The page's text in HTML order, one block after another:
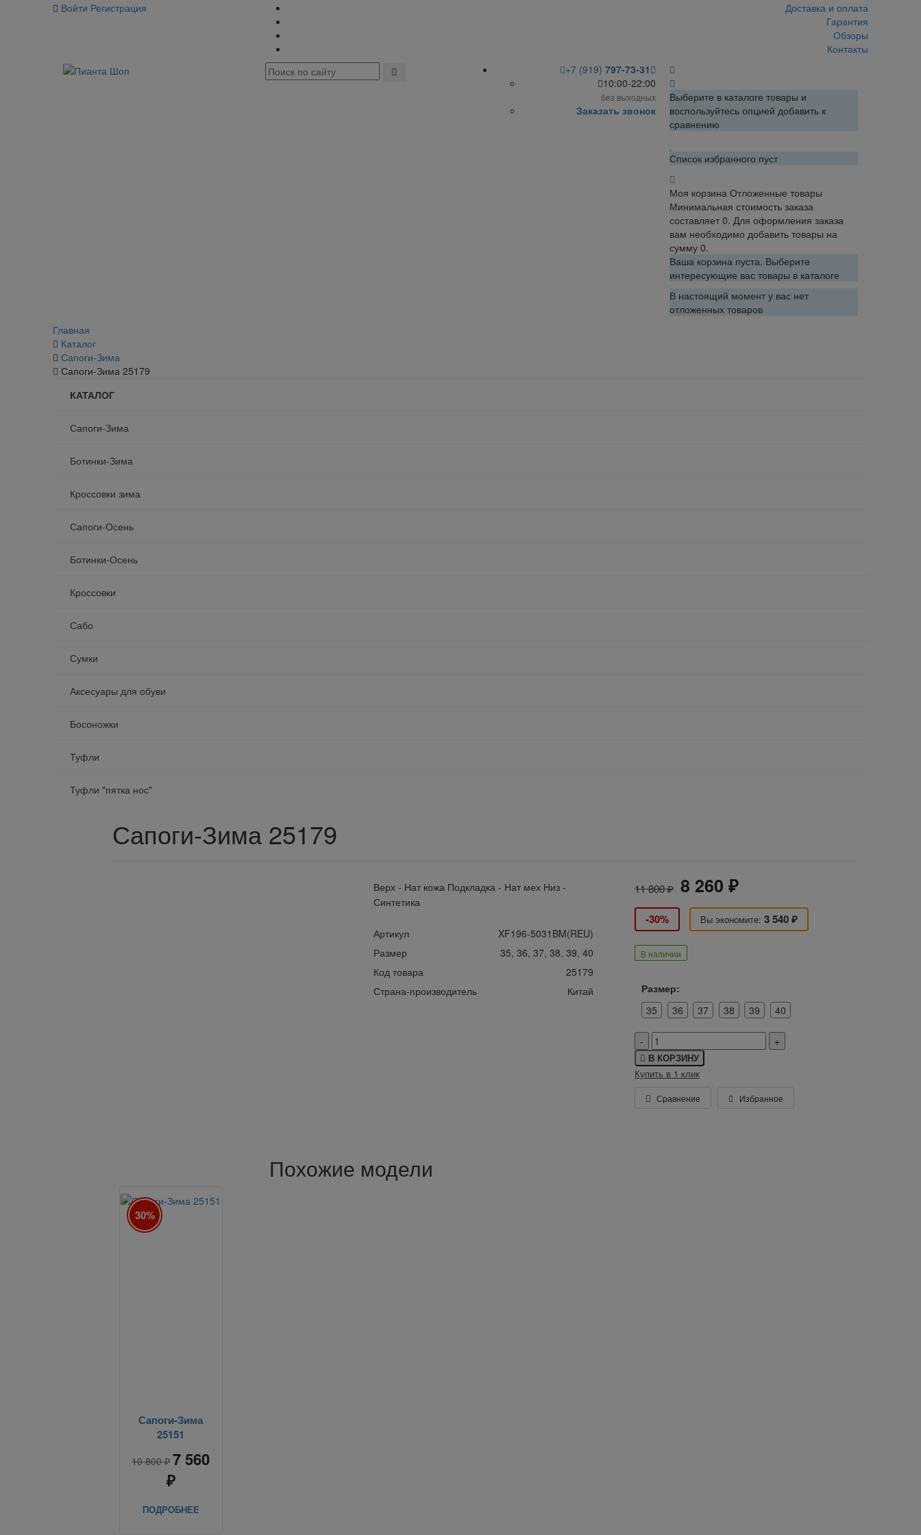
Войти Регистрация
Доставка и оплата
Гарантия
Обзоры
Контакты
+7 (919) 797-73-31
10:00-22:00
без выходных
Заказать звонок
Выберите в каталоге товары и
воспользуйтесь опцией добавить к
сравнению
Список избранного пуст
Моя корзина Отложенные товары
Минимальная стоимость заказа
составляет 0. Для оформления заказа
вам необходимо добавить товары на
сумму 0.
Ваша корзина пуста. Выберите
интересующие вас товары в каталоге
В настоящий момент у вас нет
отложенных товаров
Главная
Каталог
Сапоги-Зима
Сапоги-Зима 25179
КАТАЛОГ
Сапоги-Зима
Ботинки-Зима
Кроссовки зима
Сапоги-Осень
Ботинки-Осень
Кроссовки
Сабо
Сумки
Аксесуары для обуви
Босоножки
Туфли
Туфли "пятка нос"
Сапоги-Зима 25179
Верх - Нат кожа Подкладка - Нат мех Низ -
Синтетика
Артикул
XF196-5031BM(REU)
Размер
35, 36, 37, 38, 39, 40
Код товара
25179
Страна-производитель
Китай
11 800 ₽ 8 260 ₽
-30% Вы экономите: 3 540 ₽
В наличии
Размер:
35
36 37 38 39 40
В КОРЗИНУ
Купить в 1 клик
Сравнение Избранное
Похожие модели
30%
Сапоги-Зима
25151
10 800 ₽ 7 560
₽
ПОДРОБНЕЕ